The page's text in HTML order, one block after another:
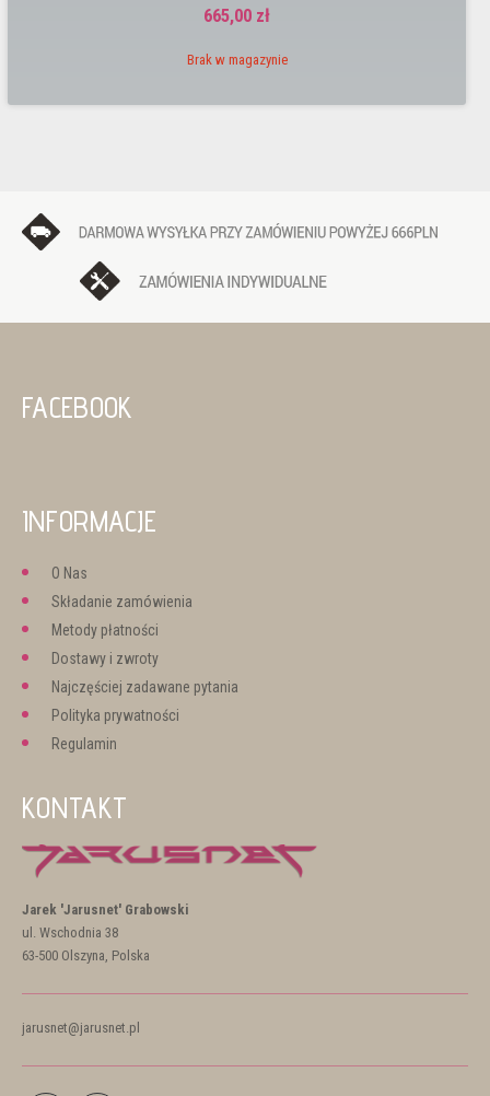
665,00 zł
Brak w magazynie
FACEBOOK
INFORMACJE
O Nas
Składanie zamówienia
Metody płatności
Dostawy i zwroty
Najczęściej zadawane pytania
Polityka prywatności
Regulamin
KONTAKT
Jarek 'Jarusnet' Grabowski
ul. Wschodnia 38
63-500 Olszyna, Polska
jarusnet@jarusnet.pl